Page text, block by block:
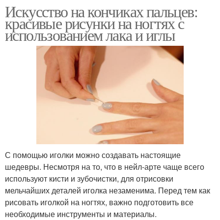
Искусство на кончиках пальцев:
красивые рисунки на ногтях с
использованием лака и иглы
С помощью иголки можно создавать настоящие
шедевры. Несмотря на то, что в нейл-арте чаще всего
используют кисти и зубочистки, для отрисовки
мельчайших деталей иголка незаменима. Перед тем как
рисовать иголкой на ногтях, важно подготовить все
необходимые инструменты и материалы.